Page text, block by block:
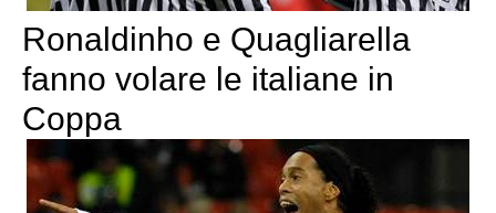
Ronaldinho e Quagliarella
fanno volare le italiane in
Coppa